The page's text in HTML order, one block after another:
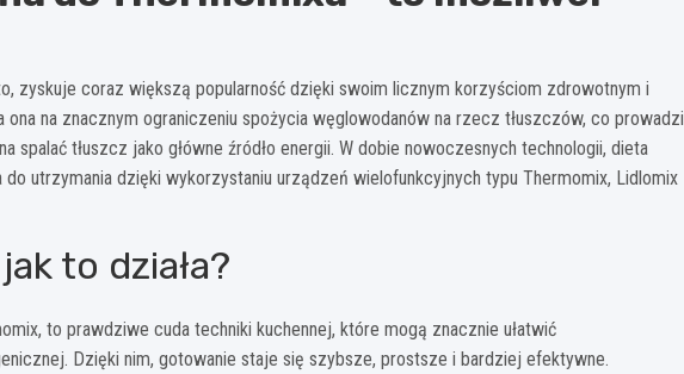
zyskuje coraz większą popularność dzięki swoim licznym korzyściom zdrowotnym i
na znacznym ograniczeniu spożycia węglowodanów na rzecz tłuszczów, co prowadzi
spalać tłuszcz jako główne źródło energii. W dobie nowoczesnych technologii, dieta
utrzymania dzięki wykorzystaniu urządzeń wielofunkcyjnych typu Thermomix, Lidlomix
to działa?
to prawdziwe cuda techniki kuchennej, które mogą znacznie ułatwić
Dzięki nim, gotowanie staje się szybsze, prostsze i bardziej efektywne.